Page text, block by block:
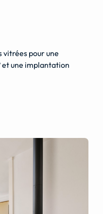
vitrées pour une
et une implantation